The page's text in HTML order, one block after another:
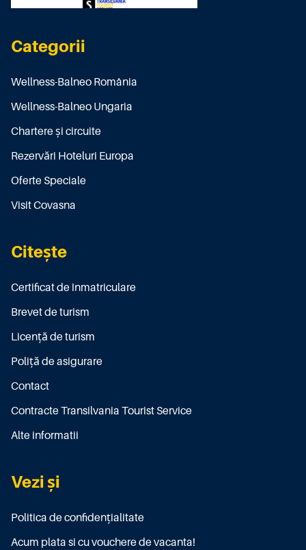
Categorii
Wellness-Balneo România
Wellness-Balneo Ungaria
Chartere și circuite
Rezervări Hoteluri Europa
Oferte Speciale
Visit Covasna
Citește
Certificat de înmatriculare
Brevet de turism
Licenţă de turism
Poliţă de asigurare
Contact
Contracte Transilvania Tourist Service
Alte informatii
Vezi și
Politica de confidențialitate
Acum plata si cu vouchere de vacanta!